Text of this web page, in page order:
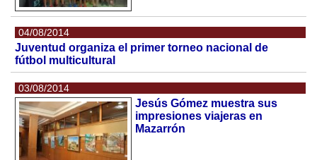
04/08/2014
Juventud organiza el primer torneo nacional de
fútbol multicultural
03/08/2014
Jesús Gómez muestra sus
impresiones viajeras en
Mazarrón